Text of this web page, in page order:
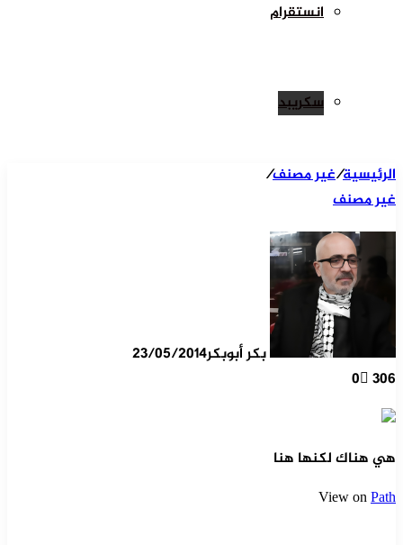
انستقرام
سكريبد
الرئيسية/غير مصنف/
غير مصنف
بكر أبوبكر23/05/2014
0 306
هي هناك لكنها هنا
View onPath